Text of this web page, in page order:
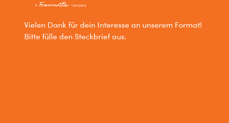
Vielen Dank für dein Interesse an unserem Format!
Bitte fülle den Steckbrief aus.